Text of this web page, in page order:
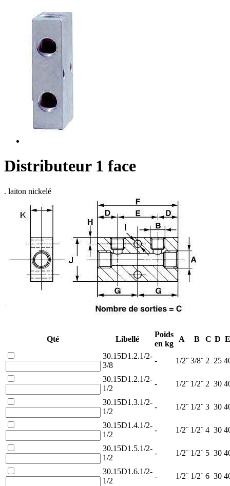
Distributeur 1 face
. laiton nickelé
Qté Libellé
Poids
en kg
A B C D
30.15D1.2.1/2-
3/8
- 1/2¨ 3/8¨ 2 25
30.15D1.2.1/2-
1/2
- 1/2¨ 1/2¨ 2 30
30.15D1.3.1/2-
1/2
- 1/2¨ 1/2¨ 3 30
30.15D1.4.1/2-
1/2
- 1/2¨ 1/2¨ 4 30
30.15D1.5.1/2-
1/2
- 1/2¨ 1/2¨ 5 30
30.15D1.6.1/2-
1/2
- 1/2¨ 1/2¨ 6 30